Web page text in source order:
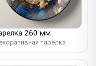
260 мм
тарелка